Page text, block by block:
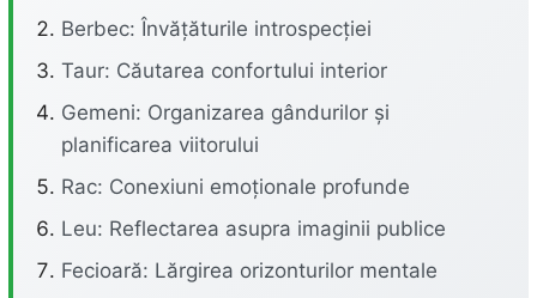
Berbec: Învățăturile introspecției
Taur: Căutarea confortului interior
Gemeni: Organizarea gândurilor și
planificarea viitorului
Rac: Conexiuni emoționale profunde
Leu: Reflectarea asupra imaginii publice
Fecioară: Lărgirea orizonturilor mentale